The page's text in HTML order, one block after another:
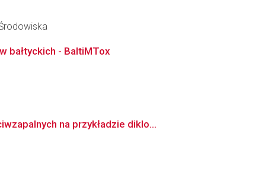
bałtyckich - BaltiMTox
na przykładzie diklo...